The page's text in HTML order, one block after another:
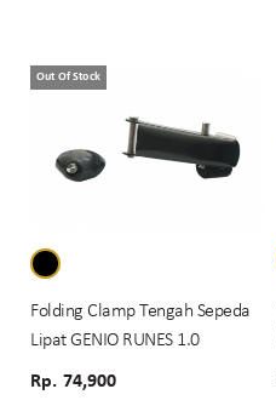
Out Of Stock
Folding Clamp Tengah Sepeda
Lipat GENIO RUNES 1.0
Rp. 74,900